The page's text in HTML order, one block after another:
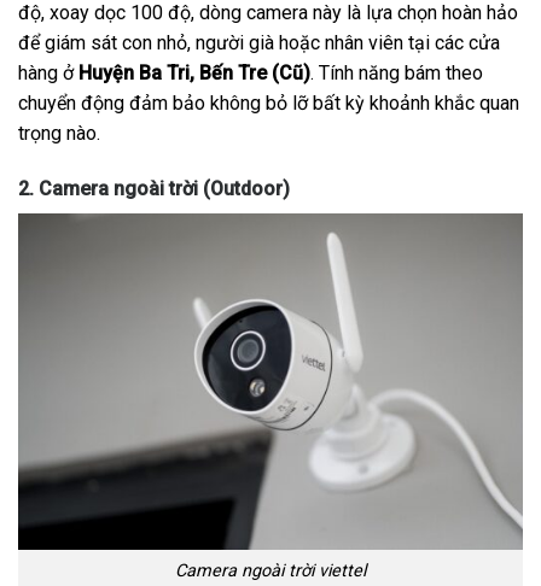
độ, xoay dọc 100 độ, dòng camera này là lựa chọn hoàn hảo
để giám sát con nhỏ, người già hoặc nhân viên tại các cửa
hàng ở Huyện Ba Tri, Bến Tre (Cũ). Tính năng bám theo
chuyển động đảm bảo không bỏ lỡ bất kỳ khoảnh khắc quan
trọng nào.
2. Camera ngoài trời (Outdoor)
Camera ngoài trời viettel